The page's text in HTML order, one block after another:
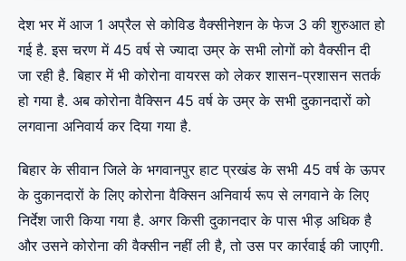
देश भर में आज 1 अप्रैल से कोविड वैक्सीनेशन के फेज 3 की शुरुआत हो
गई है. इस चरण में 45 वर्ष से ज्यादा उम्र के सभी लोगों को वैक्सीन दी
जा रही है. बिहार में भी कोरोना वायरस को लेकर शासन-प्रशासन सतर्क
हो गया है. अब कोरोना वैक्सिन 45 वर्ष के उम्र के सभी दुकानदारों को
लगवाना अनिवार्य कर दिया गया है.
बिहार के सीवान जिले के भगवानपुर हाट प्रखंड के सभी 45 वर्ष के ऊपर
के दुकानदारों के लिए कोरोना वैक्सिन अनिवार्य रूप से लगवाने के लिए
निर्देश जारी किया गया है. अगर किसी दुकानदार के पास भीड़ अधिक है
और उसने कोरोना की वैक्सीन नहीं ली है, तो उस पर कार्रवाई की जाएगी.